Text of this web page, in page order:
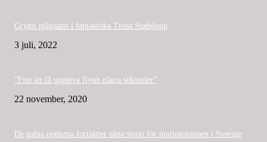
Grymt plågsamt i fantastiska Trosa Stadslopp
3 juli, 2022
”Fint att få uppleva flytet några sekunder”
22 november, 2020
De galna reglerna fortsätter sätta stopp för motionsloppen i Sverige